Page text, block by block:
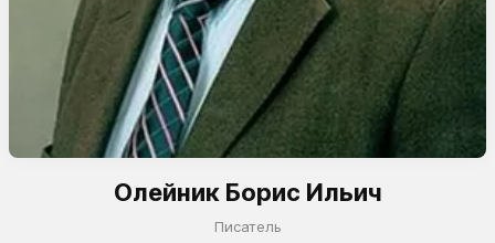
Олейник Борис Ильич
Писатель